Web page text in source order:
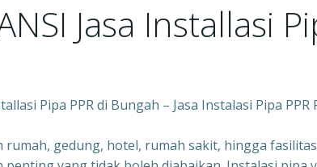
Jasa Installasi
Pipa PPR di Bungah – Jasa Instalasi Pipa
rumah, gedung, hotel, rumah sakit, hingga